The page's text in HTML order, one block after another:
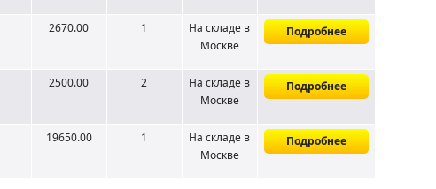
2670.00 1 На складе в
Москве
Подробнее
2500.00 2 На складе в
Москве
Подробнее
19650.00 1 На складе в
Москве
Подробнее